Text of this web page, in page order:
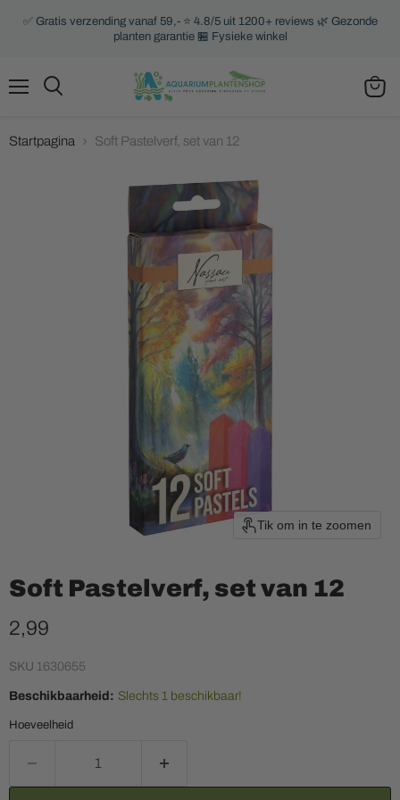
✅ Gratis verzending vanaf 59,- ⭐ 4.8/5 uit 1200+ reviews 🌿 Gezonde
planten garantie 🏪 Fysieke winkel
Startpagina Soft Pastelverf, set van 12
Tik om in te zoomen
Soft Pastelverf, set van 12
Huidige prijs
2,99
SKU 1630655
Beschikbaarheid: Slechts 1 beschikbaar!
Hoeveelheid